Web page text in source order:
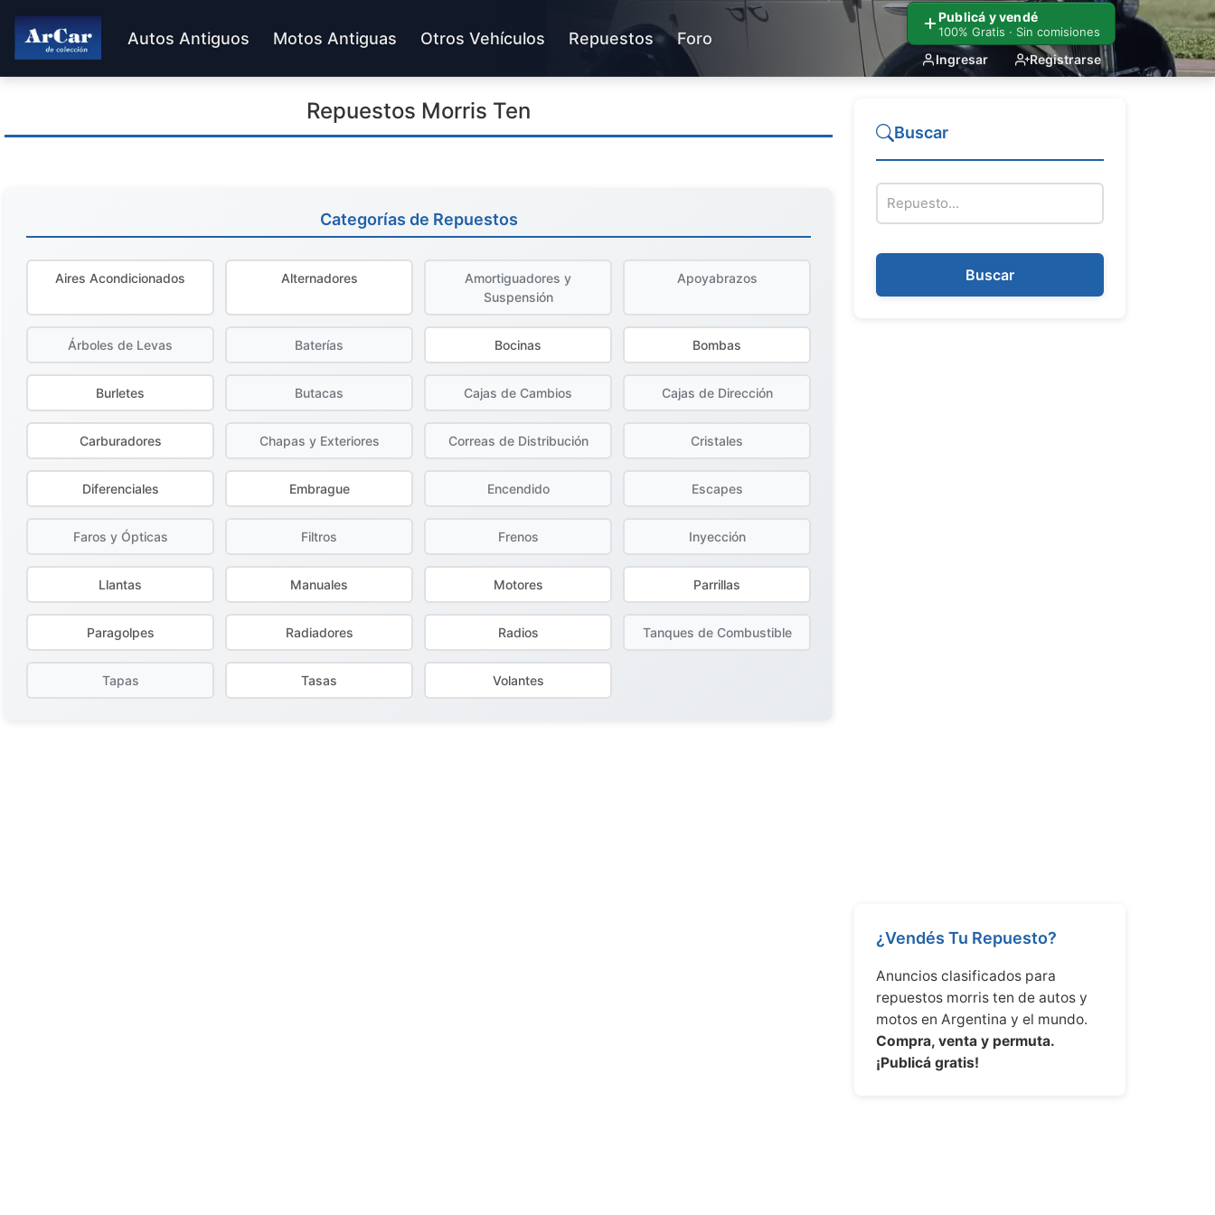
Publicá y vendé
100% Gratis · Sin comisiones
Ingresar Registrarse
Autos Antiguos Motos Antiguas Otros Vehículos Repuestos Foro
Repuestos Morris Ten
Categorías de Repuestos
Aires Acondicionados Alternadores
Amortiguadores y
Suspensión
Apoyabrazos
Árboles de Levas Baterías Bocinas Bombas
Burletes Butacas Cajas de Cambios Cajas de Dirección
Carburadores Chapas y Exteriores Correas de Distribución Cristales
Diferenciales Embrague Encendido Escapes
Faros y Ópticas Filtros Frenos Inyección
Llantas Manuales Motores Parrillas
Paragolpes Radiadores Radios Tanques de Combustible
Tapas Tasas Volantes
Buscar
Buscar
¿Vendés Tu Repuesto?
Anuncios clasificados para
repuestos morris ten de autos y
motos en Argentina y el mundo.
Compra, venta y permuta.
¡Publicá gratis!